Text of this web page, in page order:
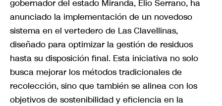
gobernador del estado Miranda, Elio Serrano, ha
anunciado la implementación de un novedoso
sistema en el vertedero de Las Clavellinas,
diseñado para optimizar la gestión de residuos
hasta su disposición final. Esta iniciativa no solo
busca mejorar los métodos tradicionales de
recolección, sino que también se alinea con los
objetivos de sostenibilidad y eficiencia en la